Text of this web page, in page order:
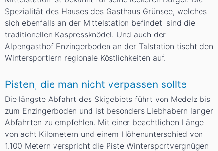
Spezialität des Hauses des Gasthaus Grünsee, welches
sich ebenfalls an der Mittelstation befindet, sind die
traditionellen Kaspressknödel. Und auch der
Alpengasthof Enzingerboden an der Talstation tischt den
Wintersportlern regionale Köstlichkeiten auf.
Pisten, die man nicht verpassen sollte
Die längste Abfahrt des Skigebiets führt von Medelz bis
zum Enzingerboden und ist besonders Liebhabern langer
Abfahrten zu empfehlen. Mit einer beachtlichen Länge
von acht Kilometern und einem Höhenunterschied von
1.100 Metern verspricht die Piste Wintersportvergnügen